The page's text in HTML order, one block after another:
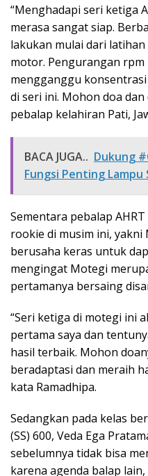
“Menghadapi seri ketiga
merasa sangat siap.
lakukan mulai dari
motor. Pengurangan rpm
mengganggu
di seri ini. Mohon doa
pebalap kelahiran Pati,
BACA JUGA.. Dukung
Fungsi Penting Lampu
Sementara pebalap
rookie di musim ini, yakni
berusaha keras untuk
mengingat Motegi
pertamanya bersaing
“Seri ketiga di motegi ini
pertama saya dan
hasil terbaik. Mohon
beradaptasi dan meraih
kata Ramadhipa.
Sedangkan pada kelas
(SS) 600, Veda Ega
sebelumnya tidak bisa
karena agenda balap